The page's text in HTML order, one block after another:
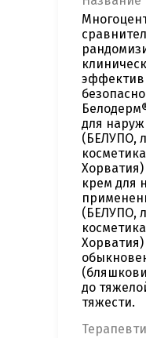
для
(БЕЛУПО,
крем для
(БЕЛУПО,
до
тяжести.